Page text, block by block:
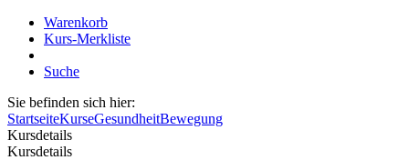
Warenkorb
Kurs-Merkliste
Suche
Sie befinden sich hier:
StartseiteKurseGesundheitBewegung
Kursdetails
Kursdetails